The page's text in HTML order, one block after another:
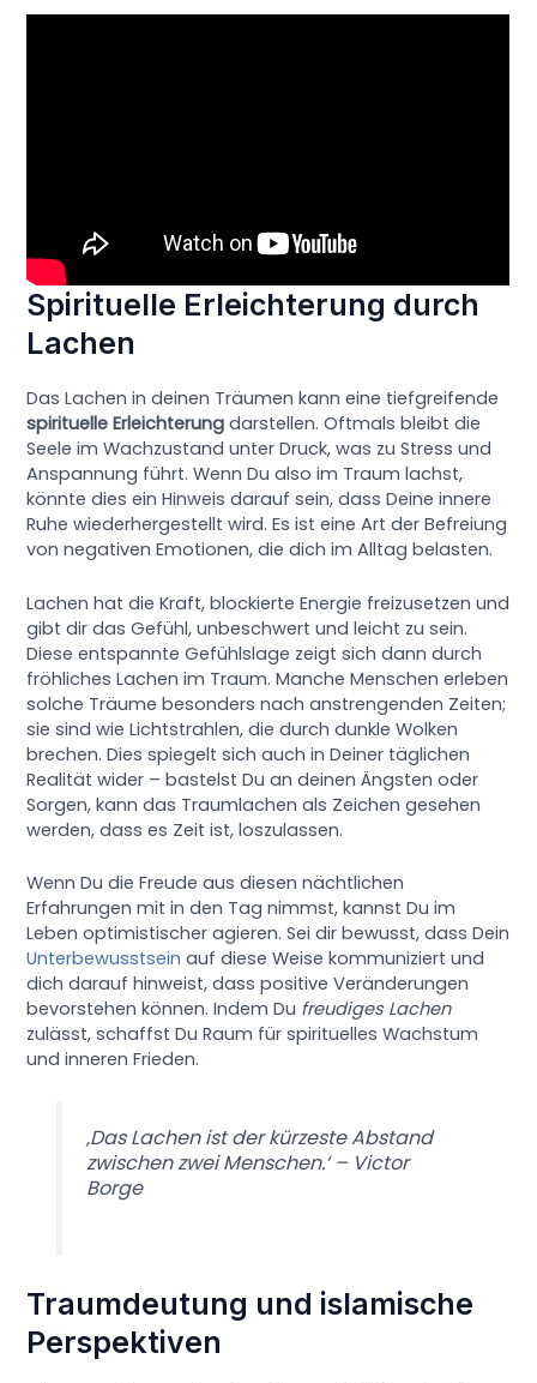
Spirituelle Erleichterung durch
Lachen
Das Lachen in deinen Träumen kann eine tiefgreifende
spirituelle Erleichterung darstellen. Oftmals bleibt die
Seele im Wachzustand unter Druck, was zu Stress und
Anspannung führt. Wenn Du also im Traum lachst,
könnte dies ein Hinweis darauf sein, dass Deine innere
Ruhe wiederhergestellt wird. Es ist eine Art der Befreiung
von negativen Emotionen, die dich im Alltag belasten.
Lachen hat die Kraft, blockierte Energie freizusetzen und
gibt dir das Gefühl, unbeschwert und leicht zu sein.
Diese entspannte Gefühlslage zeigt sich dann durch
fröhliches Lachen im Traum. Manche Menschen erleben
solche Träume besonders nach anstrengenden Zeiten;
sie sind wie Lichtstrahlen, die durch dunkle Wolken
brechen. Dies spiegelt sich auch in Deiner täglichen
Realität wider – bastelst Du an deinen Ängsten oder
Sorgen, kann das Traumlachen als Zeichen gesehen
werden, dass es Zeit ist, loszulassen.
Wenn Du die Freude aus diesen nächtlichen
Erfahrungen mit in den Tag nimmst, kannst Du im
Leben optimistischer agieren. Sei dir bewusst, dass Dein
Unterbewusstsein auf diese Weise kommuniziert und
dich darauf hinweist, dass positive Veränderungen
bevorstehen können. Indem Du freudiges Lachen
zulässt, schaffst Du Raum für spirituelles Wachstum
und inneren Frieden.
‚Das Lachen ist der kürzeste Abstand
zwischen zwei Menschen.‘ – Victor
Borge
Traumdeutung und islamische
Perspektiven